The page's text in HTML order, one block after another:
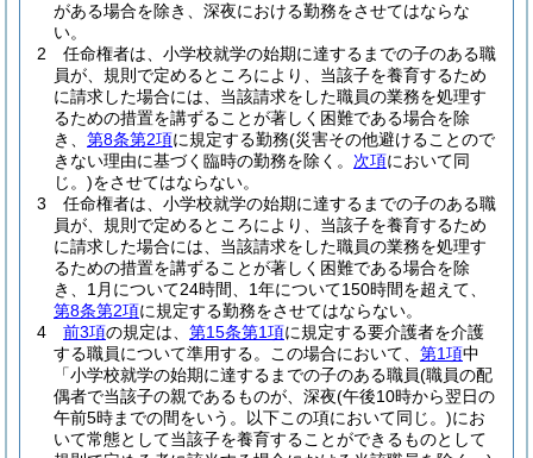
がある場合を除き、深夜における勤務をさせてはならな
い。
2
任命権者は、小学校就学の始期に達するまでの子のある職
員が、規則で定めるところにより、当該子を養育するため
に請求した場合には、当該請求をした職員の業務を処理す
るための措置を講ずることが著しく困難である場合を除
き、 第8条第2項に規定する勤務(災害その他避けることので
きない理由に基づく臨時の勤務を除く。 次項において同
じ。)をさせてはならない。
3
任命権者は、小学校就学の始期に達するまでの子のある職
員が、規則で定めるところにより、当該子を養育するため
に請求した場合には、当該請求をした職員の業務を処理す
るための措置を講ずることが著しく困難である場合を除
き、1月について24時間、1年について150時間を超えて、
第8条第2項に規定する勤務をさせてはならない。
4
前3項の規定は、 第15条第1項に規定する要介護者を介護
する職員について準用する。
この場合において、 第1項中
「小学校就学の始期に達するまでの子のある職員(職員の配
偶者で当該子の親であるものが、深夜(午後10時から翌日の
午前5時までの間をいう。以下この項において同じ。)にお
いて常態として当該子を養育することができるものとして